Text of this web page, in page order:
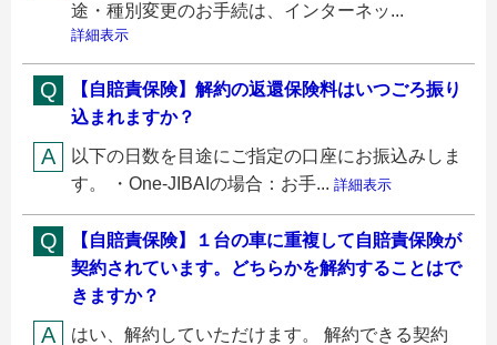
途・種別変更のお手続は、インターネッ...
詳細表示
【自賠責保険】解約の返還保険料はいつごろ振り
込まれますか？
以下の日数を目途にご指定の口座にお振込みしま
す。 ・One-JIBAIの場合：お手... 詳細表示
【自賠責保険】１台の車に重複して自賠責保険が
契約されています。どちらかを解約することはで
きますか？
はい、解約していただけます。 解約できる契約